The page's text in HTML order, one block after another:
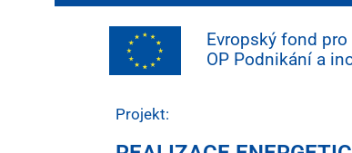
Evropský fond
OP Podnikání a
Projekt: